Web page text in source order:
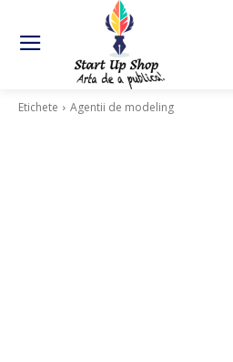
Etichete Agentii de modeling